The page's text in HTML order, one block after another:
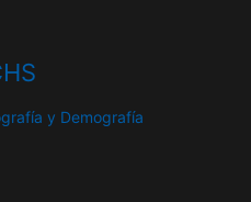
y Demografía